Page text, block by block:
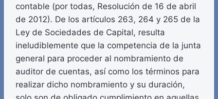
contable (por todas, Resolución de 16 de abril
de 2012). De los artículos 263, 264 y 265 de la
Ley de Sociedades de Capital, resulta
ineludiblemente que la competencia de la junta
general para proceder al nombramiento de
auditor de cuentas, así como los términos para
realizar dicho nombramiento y su duración,